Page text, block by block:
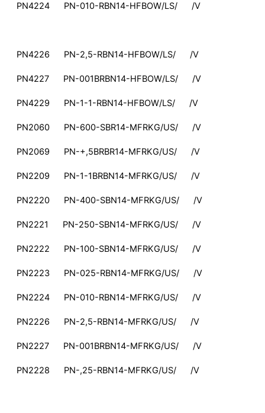
PN4224 PN-010-RBN14-HFBOW/LS/ /V
PN4226 PN-2,5-RBN14-HFBOW/LS/ /V
PN4227 PN-001BRBN14-HFBOW/LS/ /V
PN4229 PN-1-1-RBN14-HFBOW/LS/ /V
PN2060 PN-600-SBR14-MFRKG/US/ /V
PN2069 PN-+,5BRBR14-MFRKG/US/ /V
PN2209 PN-1-1BRBN14-MFRKG/US/ /V
PN2220 PN-400-SBN14-MFRKG/US/ /V
PN2221 PN-250-SBN14-MFRKG/US/ /V
PN2222 PN-100-SBN14-MFRKG/US/ /V
PN2223 PN-025-RBN14-MFRKG/US/ /V
PN2224 PN-010-RBN14-MFRKG/US/ /V
PN2226 PN-2,5-RBN14-MFRKG/US/ /V
PN2227 PN-001BRBN14-MFRKG/US/ /V
PN2228 PN-,25-RBN14-MFRKG/US/ /V